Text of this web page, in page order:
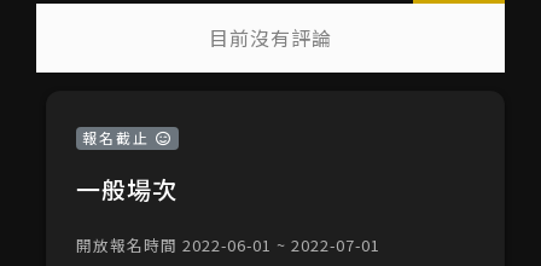
目前沒有評論
報名截止
一般場次
開放報名時間 2022-06-01 ~ 2022-07-01